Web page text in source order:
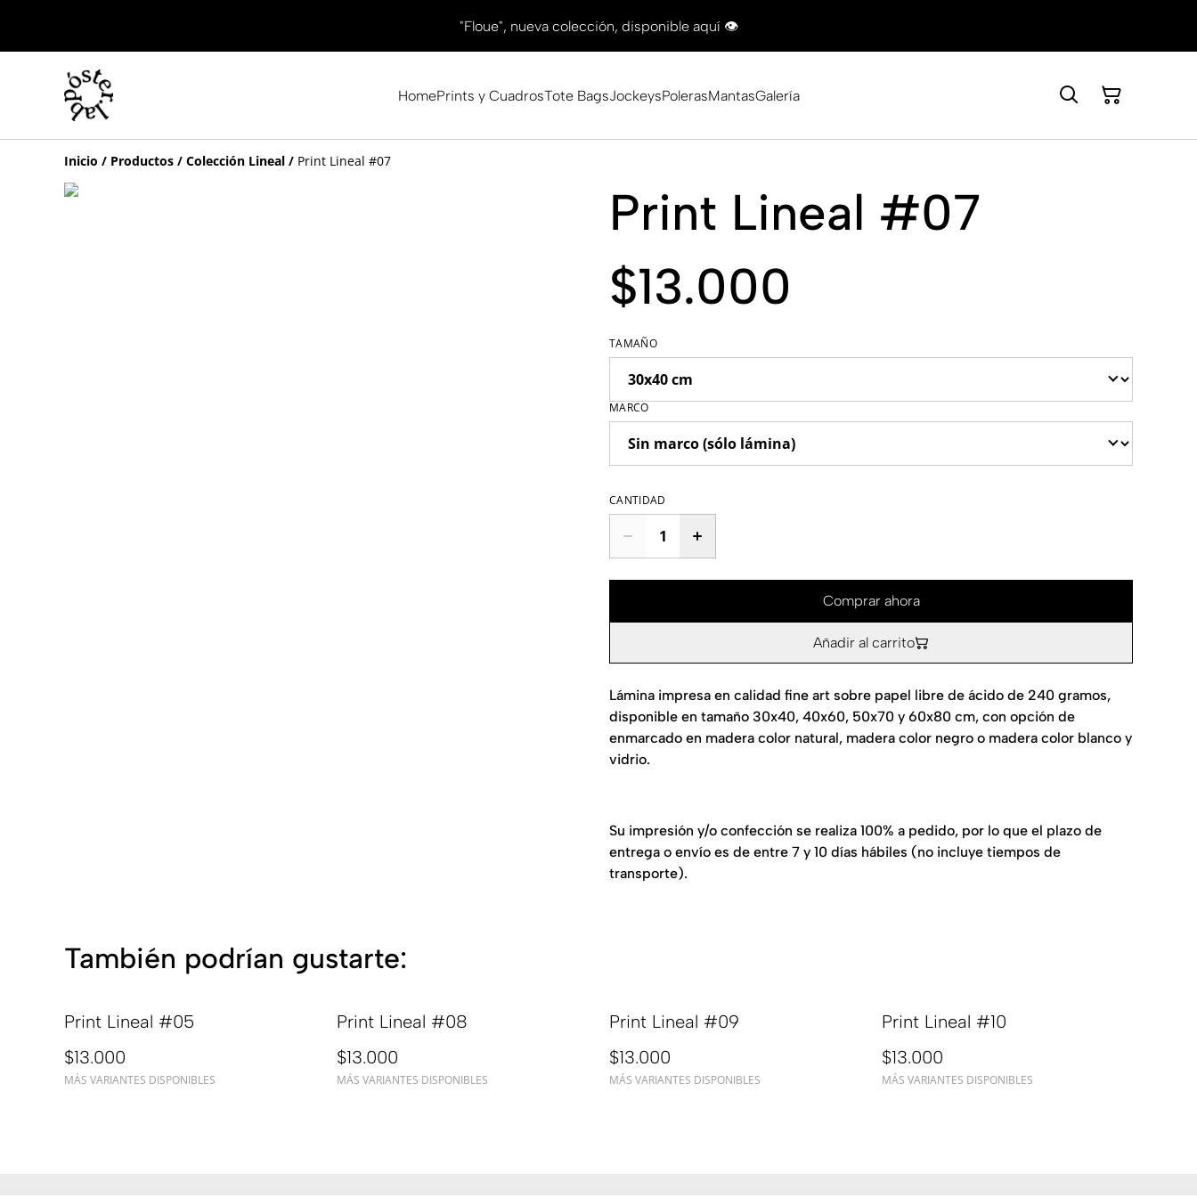
"Floue", nueva colección, disponible aquí 👁
HomePrints y CuadrosTote BagsJockeysPolerasMantasGalería
Inicio / Productos / Colección Lineal / Print Lineal #07
Print Lineal #07
$13.000
TAMAÑO
MARCO
CANTIDAD
Comprar ahora
Añadir al carrito
Lámina impresa en calidad fine art sobre papel libre de ácido de 240 gramos,
disponible en tamaño 30x40, 40x60, 50x70 y 60x80 cm, con opción de
enmarcado en madera color natural, madera color negro o madera color blanco y
vidrio.
Su impresión y/o confección se realiza 100% a pedido, por lo que el plazo de
entrega o envío es de entre 7 y 10 días hábiles (no incluye tiempos de
transporte).
También podrían gustarte:
Print Lineal #05
$13.000
MÁS VARIANTES DISPONIBLES
Print Lineal #08
$13.000
MÁS VARIANTES DISPONIBLES
Print Lineal #09
$13.000
MÁS VARIANTES DISPONIBLES
Print Lineal #10
$13.000
MÁS VARIANTES DISPONIBLES